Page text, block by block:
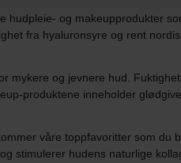
og makeupprodukter
fra hyaluronsyre og rent
og jevnere hud.
produktene inneholder
våre toppfavoritter som du
stimulerer hudens naturlige